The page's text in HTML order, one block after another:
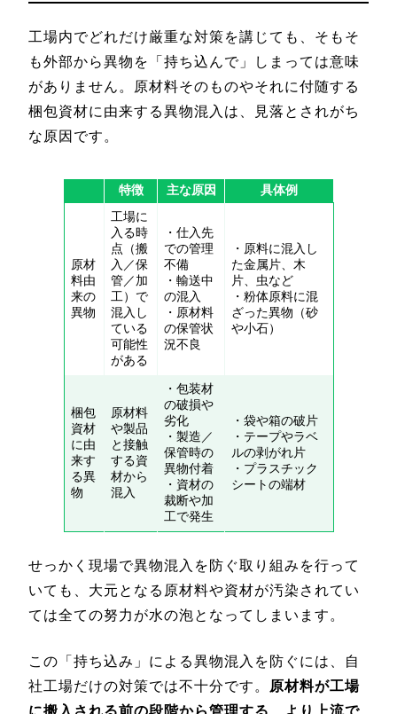
工場内でどれだけ厳重な対策を講じても、そもそ
も外部から異物を「持ち込んで」しまっては意味
がありません。原材料そのものやそれに付随する
梱包資材に由来する異物混入は、見落とされがち
な原因です。
特徴 主な原因 具体例
原材
料由
来の
異物
工場に
入る時
点（搬
入／保
管／加
工）で
混入し
ている
可能性
がある
・仕入先
での管理
不備
・輸送中
の混入
・原材料
の保管状
況不良
・原料に混入し
た金属片、木
片、虫など
・粉体原料に混
ざった異物（砂
や小石）
梱包
資材
に由
来す
る異
物
原材料
や製品
と接触
する資
材から
混入
・包装材
の破損や
劣化
・製造／
保管時の
異物付着
・資材の
裁断や加
工で発生
・袋や箱の破片
・テープやラベ
ルの剥がれ片
・プラスチック
シートの端材
せっかく現場で異物混入を防ぐ取り組みを行って
いても、大元となる原材料や資材が汚染されてい
ては全ての努力が水の泡となってしまいます。
この「持ち込み」による異物混入を防ぐには、自
社工場だけの対策では不十分です。
原材料が工場
に搬入される前の段階から管理する、より上流で